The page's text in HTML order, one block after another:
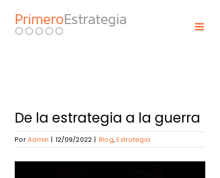
content
De la estrategia a la guerra
PorAdmin | 12/09/2022 | Blog,Estrategia